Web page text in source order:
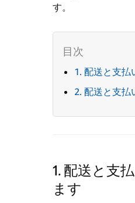
す。
1. 配送と支払
2. 配送と支払
1. 配送と支
ます